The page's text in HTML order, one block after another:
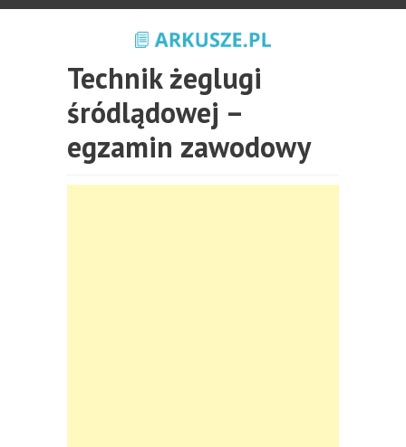
Technik żeglugi
śródlądowej –
egzamin zawodowy